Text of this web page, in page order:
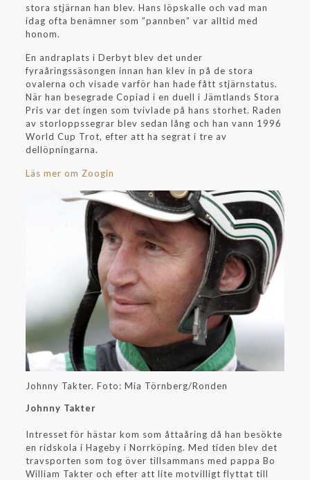
stora stjärnan han blev. Hans löpskalle och vad man
idag ofta benämner som ”pannben” var alltid med
honom.
En andraplats i Derbyt blev det under
fyraåringssäsongen innan han klev in på de stora
ovalerna och visade varför han hade fått stjärnstatus.
När han besegrade Copiad i en duell i Jämtlands Stora
Pris var det ingen som tvivlade på hans storhet. Raden
av storloppssegrar blev sedan lång och han vann 1996
World Cup Trot, efter att ha segrat i tre av
dellöpningarna.
Läs mer om Zoogin
Johnny Takter. Foto: Mia Törnberg/Ronden
Johnny Takter
Intresset för hästar kom som åttaåring då han besökte
en ridskola i Hageby i Norrköping. Med tiden blev det
travsporten som tog över tillsammans med pappa Bo
William Takter och efter att lite motvilligt flyttat till